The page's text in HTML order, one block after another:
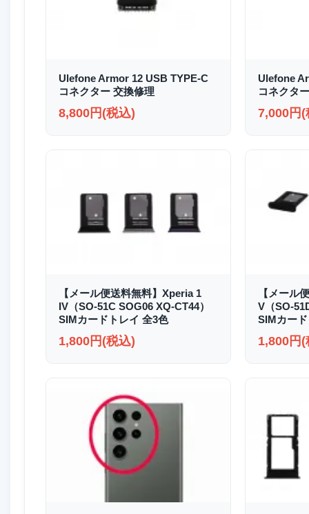
Ulefone Armor 12 USB TYPE-C
コネクター 交換修理
8,800円(税込)
Ulefone
コネクタ
7,000円(
【メール便送料無料】Xperia 1
IV（SO-51C SOG06 XQ-CT44）
SIMカードトレイ 全3色
1,800円(税込)
【メール
V（SO-
SIMカー
1,800円(